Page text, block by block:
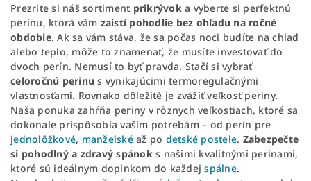
Prezrite si náš sortiment prikrývoka vyberte si perfektnú
perinu, ktorá vám zaistí pohodlie bez ohľadu na ročné
obdobie. Ak sa vám stáva, že sa počas noci budíte na chlad
alebo teplo, môže to znamenať, že musíte investovať do
dvoch perín. Nemusí to byť pravda. Stačí si vybrať
celoročnú perinu s vynikajúcimi termoregulačnými
vlastnosťami. Rovnako dôležité je zvážiť veľkosť periny.
Naša ponuka zahŕňa periny v rôznych veľkostiach, ktoré sa
dokonale prispôsobia vašim potrebám – od perín pre
jednolôžkové, manželskéaž po detské postele. Zabezpečte
si pohodlný a zdravý spánoks našimi kvalitnými perinami,
ktoré sú ideálnym doplnkom do každejspálne.